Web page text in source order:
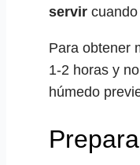
servir
Para obtener
1-2 horas y
húmedo